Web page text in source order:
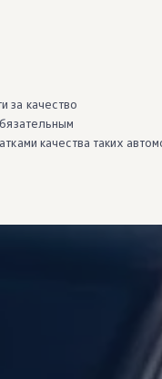
за качество
качества таких